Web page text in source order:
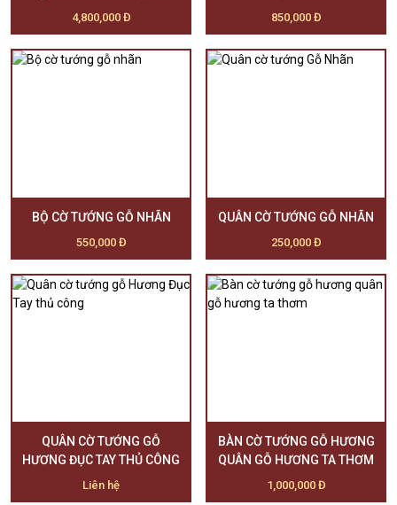
4,800,000 Đ 850,000 Đ
BỘ CỜ TƯỚNG GỖ NHÃN
550,000 Đ
QUÂN CỜ TƯỚNG GỖ NHÃN
250,000 Đ
QUÂN CỜ TƯỚNG GỖ
HƯƠNG ĐỤC TAY THỦ CÔNG
Liên hệ
BÀN CỜ TƯỚNG GỖ HƯƠNG
QUÂN GỖ HƯƠNG TA THƠM
1,000,000 Đ